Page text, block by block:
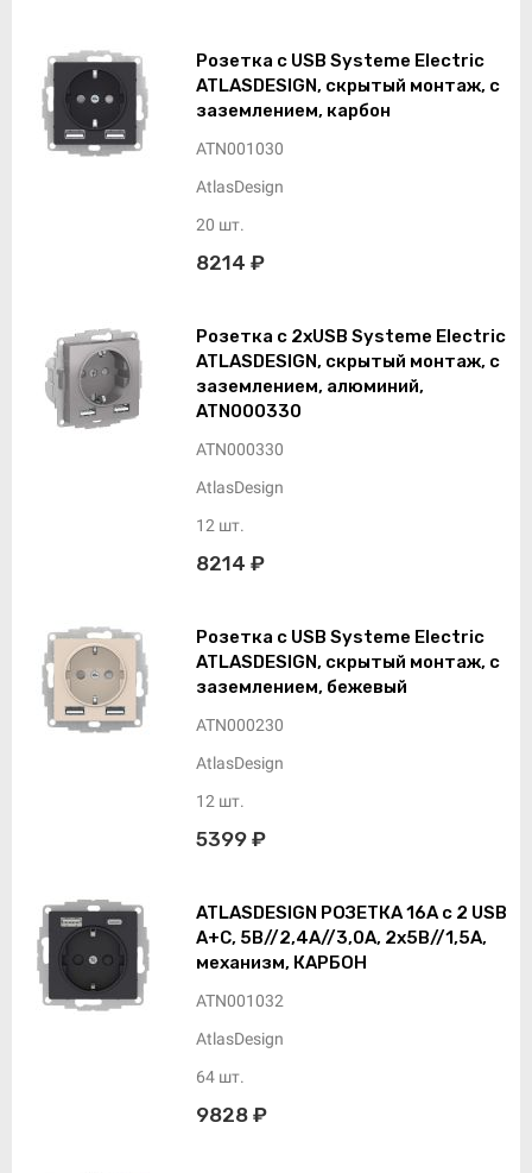
Розетка с USB Systeme Electric
ATLASDESIGN, скрытый монтаж, с
заземлением, карбон
ATN001030
AtlasDesign
20 шт.
8214 ₽
Розетка с 2xUSB Systeme Electric
ATLASDESIGN, скрытый монтаж, с
заземлением, алюминий,
ATN000330
ATN000330
AtlasDesign
12 шт.
8214 ₽
Розетка с USB Systeme Electric
ATLASDESIGN, скрытый монтаж, с
заземлением, бежевый
ATN000230
AtlasDesign
12 шт.
5399 ₽
ATLASDESIGN РОЗЕТКА 16А c 2 USB
A+С, 5В//2,4А//3,0А, 2х5В//1,5А,
механизм, КАРБОН
ATN001032
AtlasDesign
64 шт.
9828 ₽